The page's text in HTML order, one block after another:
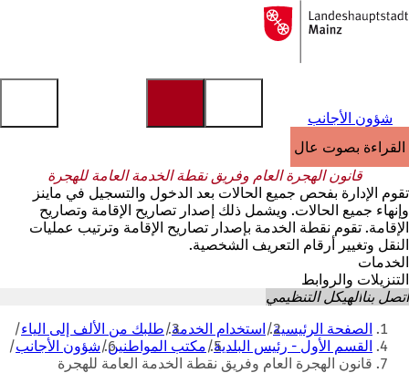
الانتقال إلى المحتوى
إلى
الصفحة
شؤون الأجانب
القراءة بصوت عالٍ
قانون الهجرة العام وفريق نقطة الخدمة العامة للهجرة
تقوم الإدارة بفحص جميع الحالات بعد الدخول والتسجيل في ماينز
وإنهاء جميع الحالات. ويشمل ذلك إصدار تصاريح الإقامة وتصاريح
الإقامة. تقوم نقطة الخدمة بإصدار تصاريح الإقامة وترتيب عمليات
النقل وتغيير أرقام التعريف الشخصية.
الخدمات
التنزيلات والروابط
اتصل بناالهيكل التنظيمي
أنت
هنا
الصفحة الرئيسية استخدام الخدمة طلبك من الألف إلى الياء
القسم الأول - رئيس البلدية مكتب المواطنين شؤون الأجانب
قانون الهجرة العام وفريق نقطة الخدمة العامة للهجرة